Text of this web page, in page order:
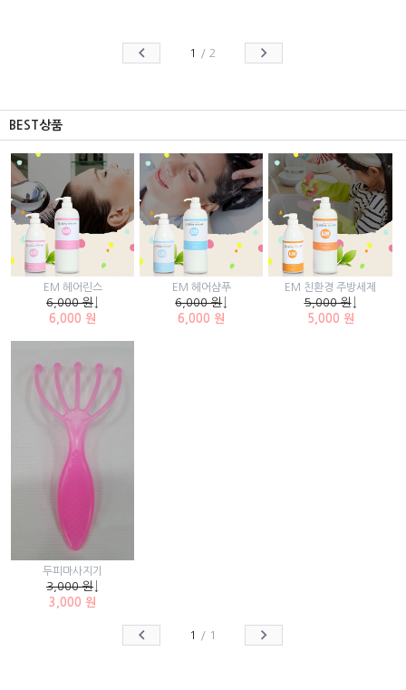
1 / 2
BEST상품
EM 헤어린스
6,000 원
6,000 원
EM 헤어샴푸
6,000 원↓
6,000 원
EM 친환경 주방세제
5,000 원↓
5,000 원
두피마사지기
3,000 원
3,000 원
1 / 1